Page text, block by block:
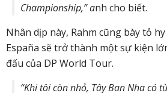
Championship,” anh cho biết.
Nhân dịp này, Rahm cũng bày tỏ
España sẽ trở thành một sự kiện
đấu của DP World Tour.
“Khi tôi còn nhỏ, Tây Ban Nha có